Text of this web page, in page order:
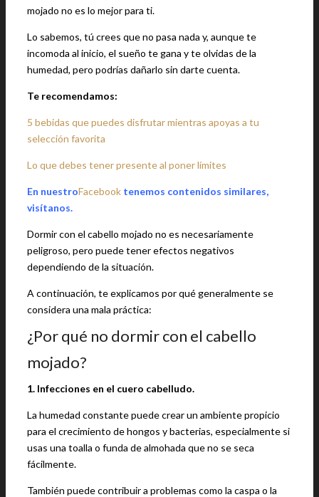
mojado no es lo mejor para ti.
Lo sabemos, tú crees que no pasa nada y, aunque te
incomoda al inicio, el sueño te gana y te olvidas de la
humedad, pero podrías dañarlo sin darte cuenta.
Te recomendamos:
5 bebidas que puedes disfrutar mientras apoyas a tu
selección favorita
Lo que debes tener presente al poner límites
En nuestroFacebook tenemos contenidos similares,
visítanos.
Dormir con el cabello mojado no es necesariamente
peligroso, pero puede tener efectos negativos
dependiendo de la situación.
A continuación, te explicamos por qué generalmente se
considera una mala práctica:
¿Por qué no dormir con el cabello
mojado?
1. Infecciones en el cuero cabelludo.
La humedad constante puede crear un ambiente propicio
para el crecimiento de hongos y bacterias, especialmente si
usas una toalla o funda de almohada que no se seca
fácilmente.
También puede contribuir a problemas como la caspa o la